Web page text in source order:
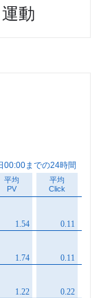
運動